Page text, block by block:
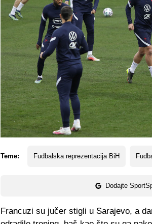
Teme: Fudbalska reprezentacija BiH
Dodajte
Francuzi su jučer stigli u Sarajevo, a